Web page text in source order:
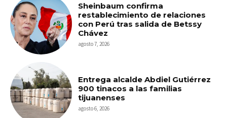
Sheinbaum confirma
restablecimiento de relaciones
con Perú tras salida de Betssy
Chávez
agosto 7, 2026
Entrega alcalde Abdiel Gutiérrez
900 tinacos a las familias
tijuanenses
agosto 6, 2026